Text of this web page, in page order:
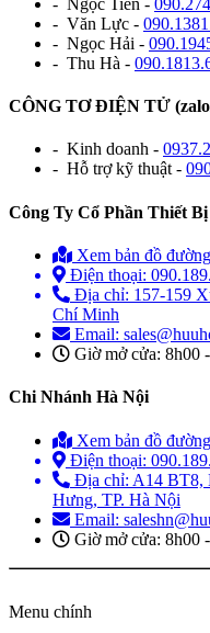
- Ngọc Tiến -
- Văn Lực -
- Ngọc Hải -
- Thu Hà -
CÔNG TƠ ĐIỆN TỬ
- Kinh doanh -
- Hỗ trợ kỹ thuật -
Công Ty Cổ Phần Thiết
Xem bản đồ
Điện thoại:
Địa chỉ: 157-159
Chí Minh
Email:
Giờ mở cửa: 8h00
Chi Nhánh Hà Nội
Xem bản đồ
Điện thoại:
Địa chỉ: A14 BT8,
Hưng, TP. Hà Nội
Email:
Giờ mở cửa: 8h00
Menu chính